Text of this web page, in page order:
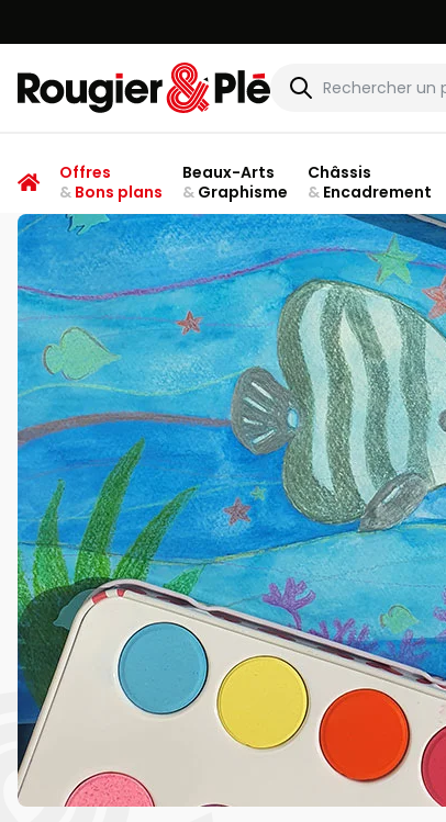
Rougier & Plé
Offres
&Bons plans
Beaux-Arts
&Graphisme
Châssis
&Encadrement